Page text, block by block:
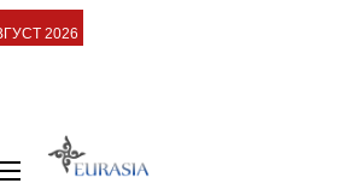
2026